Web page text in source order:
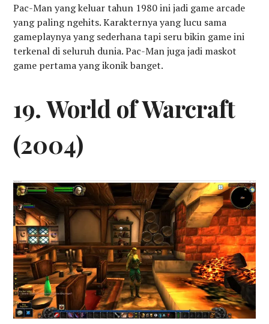
Pac-Man yang keluar tahun 1980 ini jadi game arcade
yang paling ngehits. Karakternya yang lucu sama
gameplaynya yang sederhana tapi seru bikin game ini
terkenal di seluruh dunia. Pac-Man juga jadi maskot
game pertama yang ikonik banget.
19. World of Warcraft
(2004)